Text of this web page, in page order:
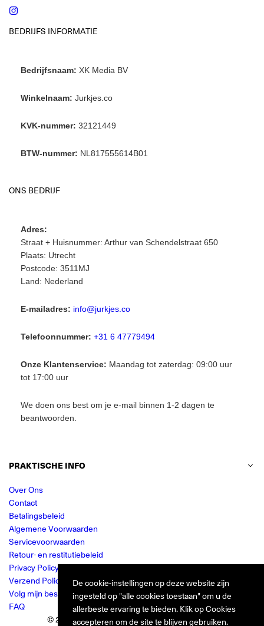
BEDRIJFS INFORMATIE
Bedrijfsnaam: XK Media BV
Winkelnaam: Jurkjes.co
KVK-nummer: 32121449
BTW-nummer: NL817555614B01
ONS BEDRIJF
Adres:
Straat + Huisnummer: Arthur van Schendelstraat 650
Plaats: Utrecht
Postcode: 3511MJ
Land: Nederland
E-mailadres: info@jurkjes.co
Telefoonnummer: +31 6 47779494
Onze Klantenservice: Maandag tot zaterdag: 09:00 uur
tot 17:00 uur
We doen ons best om je e-mail binnen 1-2 dagen te
beantwoorden.
PRAKTISCHE INFO
Over Ons
Contact
Betalingsbeleid
Algemene Voorwaarden
Servicevoorwaarden
Retour- en restitutiebeleid
Privacy Policy
Verzend Policy
Volg mijn bestelling
FAQ
© 2024 Jurkjes.co. Alle rechten voorbehouden.
De cookie-instellingen op deze website zijn
ingesteld op "alle cookies toestaan" om u de
allerbeste ervaring te bieden. Klik op Cookies
accepteren om de site te blijven gebruiken.